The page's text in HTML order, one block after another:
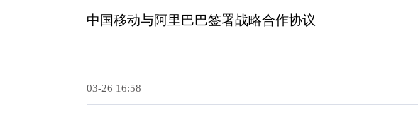
中国移动与阿里巴巴签署战略合作协议
03-26 16:58